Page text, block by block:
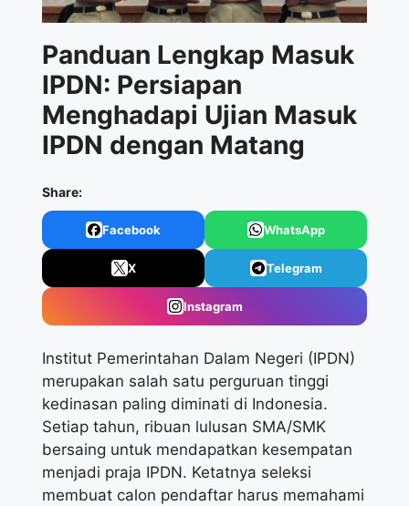
Panduan Lengkap Masuk
IPDN: Persiapan
Menghadapi Ujian Masuk
IPDN dengan Matang
Share:
Facebook WhatsApp
X Telegram
Instagram
Institut Pemerintahan Dalam Negeri (IPDN)
merupakan salah satu perguruan tinggi
kedinasan paling diminati di Indonesia.
Setiap tahun, ribuan lulusan SMA/SMK
bersaing untuk mendapatkan kesempatan
menjadi praja IPDN. Ketatnya seleksi
membuat calon pendaftar harus memahami